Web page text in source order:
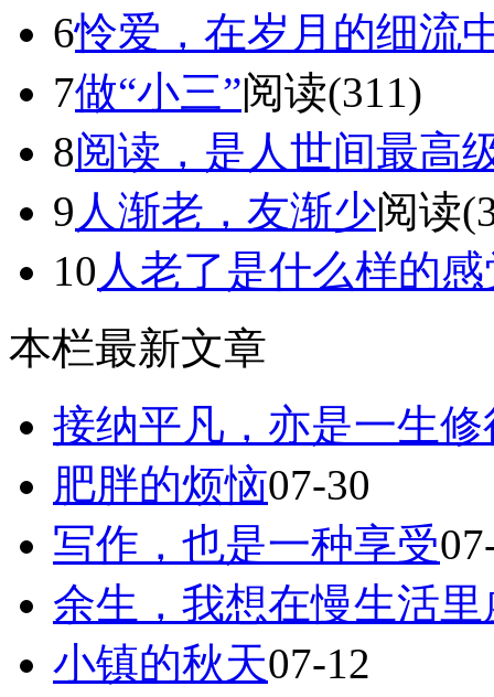
6怜爱，在岁月的细流
7做“小三”阅读(311)
8阅读，是人世间最高
9 人渐老，友渐少阅读
10 人老了是什么样的
本栏最新文章
接纳平凡，亦是一生修
肥胖的烦恼07-30
写作，也是一种享受
余生，我想在慢生活
小镇的秋天07-12